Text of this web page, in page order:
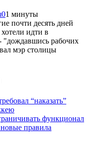
01 минуты
почти десять дней
идти в
рабочих
мэр столицы
“наказать”
функционал
правила